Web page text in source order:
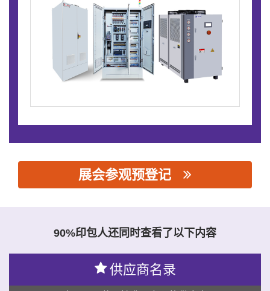
展会参观预登记
90%印包人还同时查看了以下内容
供应商名录